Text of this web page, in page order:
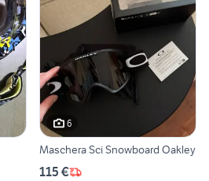
6
Maschera Sci Snowboard Oakley
115 €